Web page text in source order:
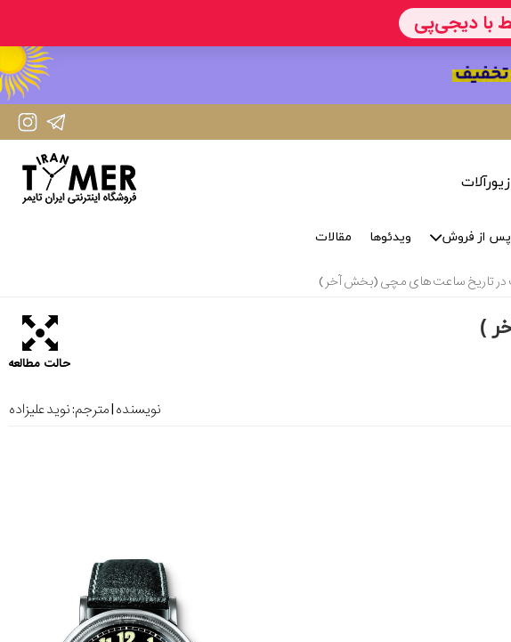
IranTimer Instagram Page
زیورآلات
از فروش ویدئوها مقالات
حالت مطالعه
نویسنده | مترجم:نوید علیزاده